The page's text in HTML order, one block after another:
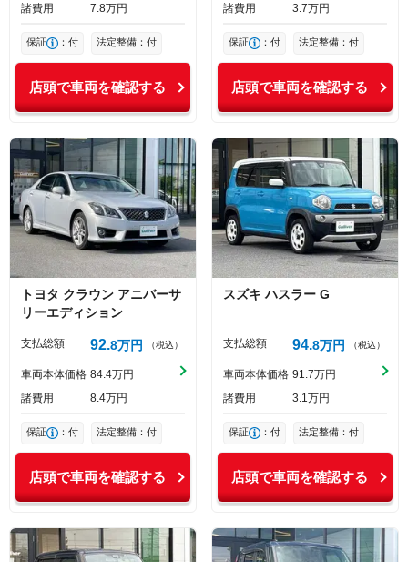
諸費用
7 8万円
保証 ：付 法定整備：付
店頭で車両を確認する
諸費用
3 7万円
保証 ：付 法定整備：付
店頭で車両を確認する
トヨタ クラウン アニバーサ
リーエディション
支払総額 92 8万円 （税込）
車両本体価格 84 4万円
諸費用
8 4万円
保証 ：付 法定整備：付
店頭で車両を確認する
スズキ ハスラー G
支払総額 94 8万円 （税込）
車両本体価格 91 7万円
諸費用
3 1 万円
保証 ：付 法定整備：付
店頭で車両を確認する